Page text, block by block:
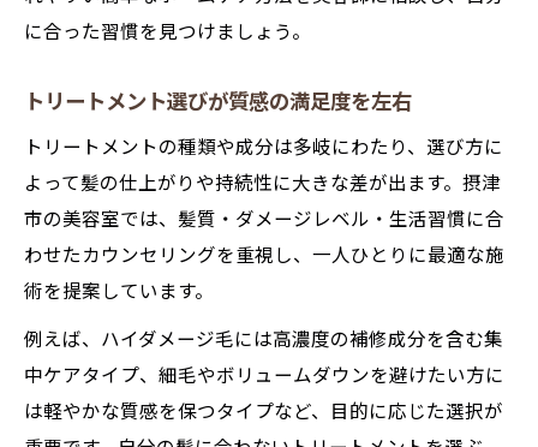
に合った習慣を見つけましょう。
トリートメント選びが質感の満足度を左右
トリートメントの種類や成分は多岐にわたり、選び方に
よって髪の仕上がりや持続性に大きな差が出ます。摂津
市の美容室では、髪質・ダメージレベル・生活習慣に合
わせたカウンセリングを重視し、一人ひとりに最適な施
術を提案しています。
例えば、ハイダメージ毛には高濃度の補修成分を含む集
中ケアタイプ、細毛やボリュームダウンを避けたい方に
は軽やかな質感を保つタイプなど、目的に応じた選択が